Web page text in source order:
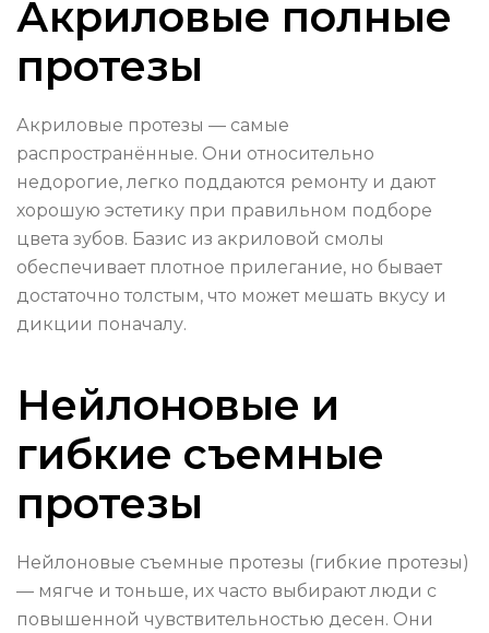
Акриловые полные
протезы
Акриловые протезы — самые
распространённые. Они относительно
недорогие, легко поддаются ремонту и дают
хорошую эстетику при правильном подборе
цвета зубов. Базис из акриловой смолы
обеспечивает плотное прилегание, но бывает
достаточно толстым, что может мешать вкусу и
дикции поначалу.
Нейлоновые и
гибкие съемные
протезы
Нейлоновые съемные протезы (гибкие протезы)
— мягче и тоньше, их часто выбирают люди с
повышенной чувствительностью десен. Они